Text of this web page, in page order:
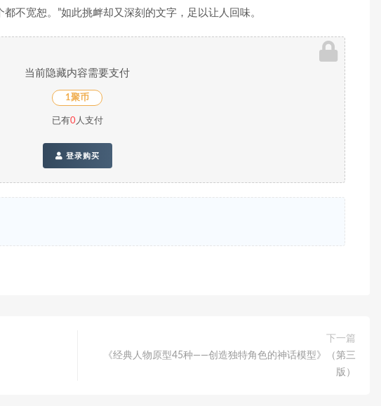
不宽恕。”如此挑衅却又深刻的文字，足以让人回味。
当前隐藏内容需要支付
1聚币
已有0人支付
登录购买
下一篇
《经典人物原型45种——创造独特角色的神话模型》（第三
版）